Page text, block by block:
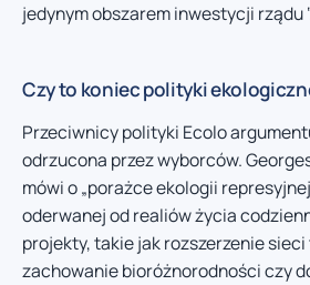
jedynym obszarem inwestycji rządu
Czy to koniec polityki
Przeciwnicy polityki Ecolo
odrzucona przez wyborców.
mówi o „porażce ekologii
oderwanej od realiów życia
projekty, takie jak rozszerzenie
zachowanie bioróżnorodności czy